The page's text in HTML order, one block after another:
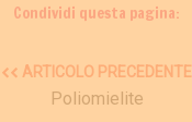
Condividi questa pagina:
ARTICOLO PRECEDENTE
Poliomielite